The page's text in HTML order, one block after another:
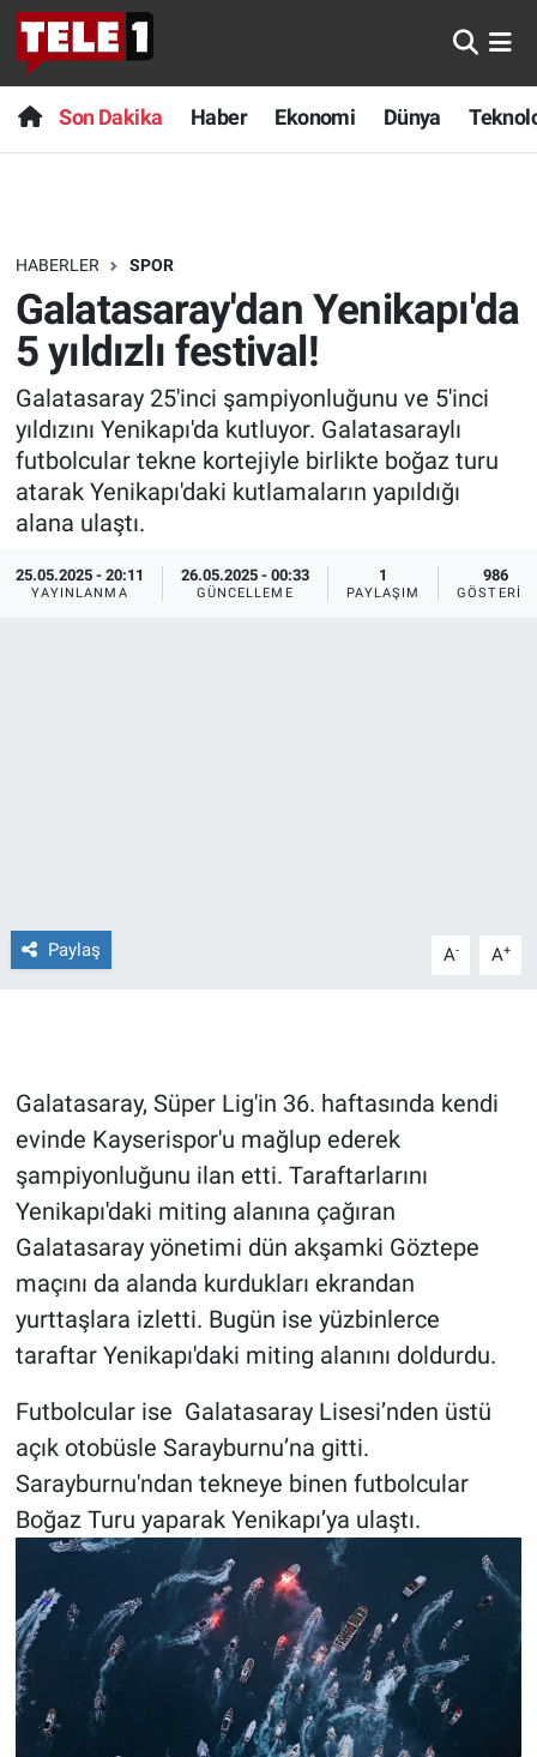
Son Dakika Haber Ekonomi Dünya
HABERLER SPOR
Galatasaray'dan Yenikapı'da
5 yıldızlı festival!
Galatasaray 25'inci şampiyonluğunu ve 5'inci
yıldızını Yenikapı'da kutluyor. Galatasaraylı
futbolcular tekne kortejiyle birlikte boğaz turu
atarak Yenikapı'daki kutlamaların yapıldığı
alana ulaştı.
25.05.2025 - 20:11
YAYINLANMA
26.05.2025 - 00:33
GÜNCELLEME
1
PAYLAŞIM
986
GÖSTERIM
Paylaş A- A+
Galatasaray, Süper Lig'in 36. haftasında kendi
evinde Kayserispor'u mağlup ederek
şampiyonluğunu ilan etti. Taraftarlarını
Yenikapı'daki miting alanına çağıran
Galatasaray yönetimi dün akşamki Göztepe
maçını da alanda kurdukları ekrandan
yurttaşlara izletti. Bugün ise yüzbinlerce
taraftar Yenikapı'daki miting alanını doldurdu.
Futbolcular ise Galatasaray Lisesi’nden üstü
açık otobüsle Sarayburnu’na gitti.
Sarayburnu'ndan tekneye binen futbolcular
Boğaz Turu yaparak Yenikapı’ya ulaştı.
Anında Manşet
Başka Sohbetler
Bilim turu
Bilim ve Teknoloji Evreni
Doğa Konuşuyor
Dünya
Ege Saati
Ege'den Esintiler
Gün Başlıyor
Gündem Özel
Günün görüntüsü
Haber
İlan
Koronavirüs
Kültür Sanat
Ne demişti
Nedir
Popüler
Programlar
Son Dakika
Haber
Dünya
Teknoloji
Sağlık
Spor
Yayın Akışı
İletişim
Nöbetçi Eczaneler
Hava Durumu
Trafik Durumu
Süper Lig Puan Durumu ve Fikstür
Tüm Manşetler
Son Dakika Haberleri
Haber Arşivi